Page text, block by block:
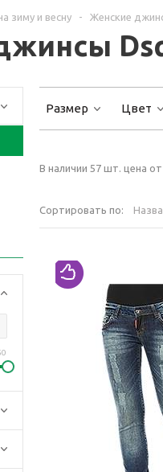
зиму и весну - Женские
Размер Цвет
В наличии 57 шт. цена
Сортировать по: